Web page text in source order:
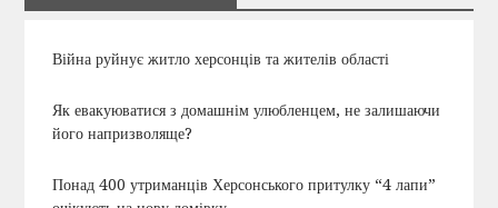
Війна руйнує житло херсонців та жителів області
Як евакуюватися з домашнім улюбленцем, не залишаючи
його напризволяще?
Понад 400 утриманців Херсонського притулку “4 лапи”